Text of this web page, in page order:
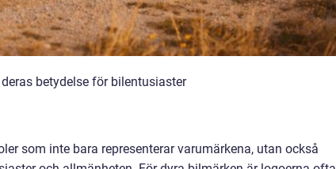
betydelse för bilentusiaster
som inte bara representerar varumärkena, utan också